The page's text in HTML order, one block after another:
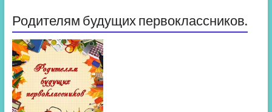
Родителям будущих первоклассников.